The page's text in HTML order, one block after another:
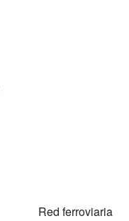
Red ferroviaria